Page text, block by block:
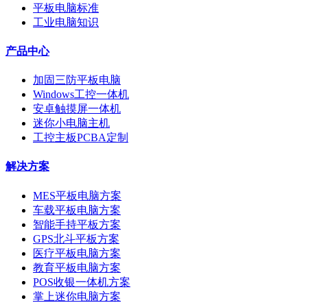
平板电脑标准
工业电脑知识
产品中心
加固三防平板电脑
Windows工控一体机
安卓触摸屏一体机
迷你小电脑主机
工控主板PCBA定制
解决方案
MES平板电脑方案
车载平板电脑方案
智能手持平板方案
GPS北斗平板方案
医疗平板电脑方案
教育平板电脑方案
POS收银一体机方案
掌上迷你电脑方案